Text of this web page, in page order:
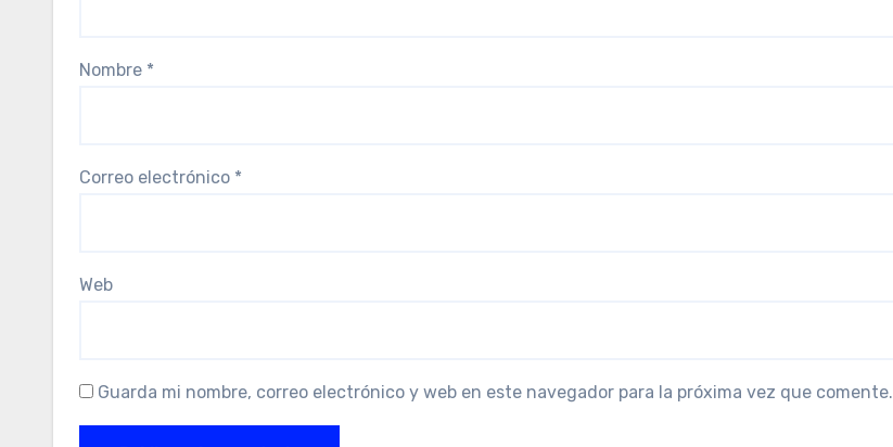
Nombre *
Correo electrónico *
Web
Guarda mi nombre, correo electrónico y web en este navegador para la próxima vez que comente.